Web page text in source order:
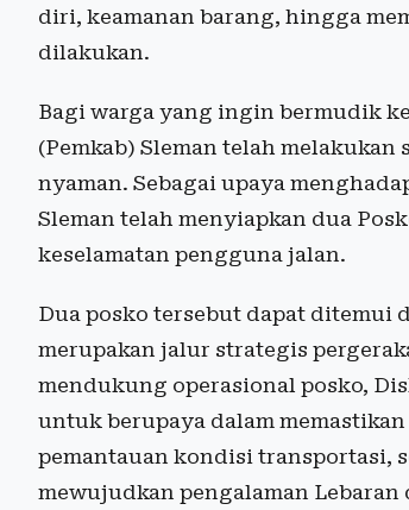
diri, keamanan barang, hingga
dilakukan.
Bagi warga yang ingin bermudik
(Pemkab) Sleman telah
nyaman. Sebagai upaya
Sleman telah menyiapkan dua
keselamatan pengguna jalan.
Dua posko tersebut dapat ditemui
merupakan jalur strategis
mendukung operasional posko,
untuk berupaya dalam
pemantauan kondisi transportasi,
mewujudkan pengalaman